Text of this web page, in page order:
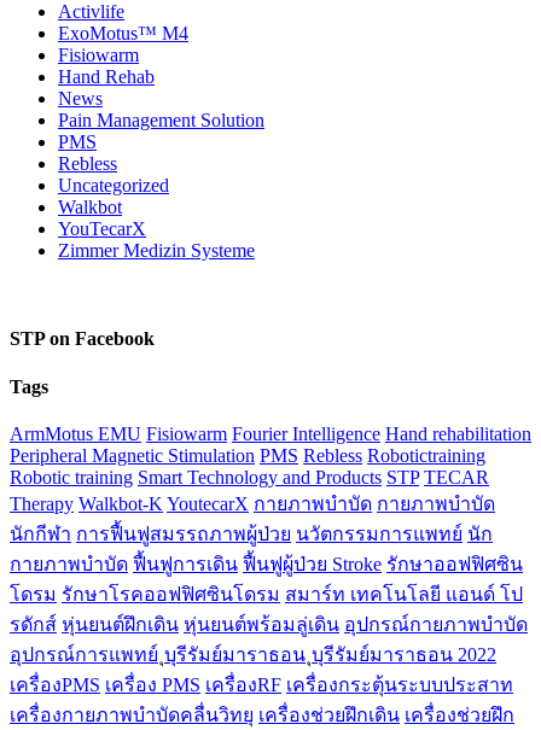
Activlife
ExoMotus™ M4
Fisiowarm
Hand Rehab
News
Pain Management Solution
PMS
Rebless
Uncategorized
Walkbot
YouTecarX
Zimmer Medizin Systeme
STP on Facebook
Tags
ArmMotus EMU Fisiowarm Fourier Intelligence Hand rehabilitation
Peripheral Magnetic Stimulation PMS Rebless Robotictraining
Robotic training Smart Technology and Products STP TECAR
Therapy Walkbot-K YoutecarX กายภาพบำบัด กายภาพบำบัด
นักกีฬา การฟื้นฟูสมรรถภาพผู้ป่วย นวัตกรรมการแพทย์ นัก
กายภาพบำบัด ฟื้นฟูการเดิน ฟื้นฟูผู้ป่วย Stroke รักษาออฟฟิศซิน
โดรม รักษาโรคออฟฟิศซินโดรม สมาร์ท เทคโนโลยี แอนด์ โป
รดักส์ หุ่นยนต์ฝึกเดิน หุ่นยนต์พร้อมลู่เดิน อุปกรณ์กายภาพบำบัด
อุปกรณ์การแพทย์ ุบุรีรัมย์มาราธอน ุบุรีรัมย์มาราธอน 2022
เครื่องPMS เครื่อง PMS เครื่องRF เครื่องกระตุ้นระบบประสาท
เครื่องกายภาพบำบัดคลื่นวิทยุ เครื่องช่วยฝึกเดิน เครื่องช่วยฝึก